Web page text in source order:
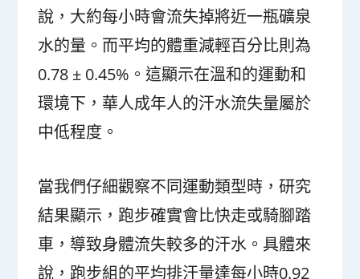
說，大約每小時會流失掉將近一瓶礦泉
水的量。而平均的體重減輕百分比則為
0.78 ± 0.45%。這顯示在溫和的運動和
環境下，華人成年人的汗水流失量屬於
中低程度。
當我們仔細觀察不同運動類型時，研究
結果顯示，跑步確實會比快走或騎腳踏
車，導致身體流失較多的汗水。具體來
說，跑步組的平均排汗量達每小時0.92